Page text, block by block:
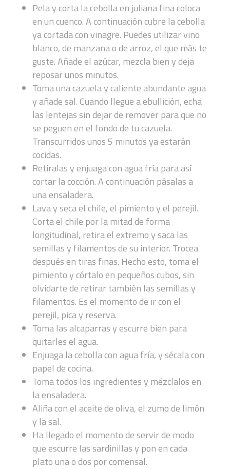
Pela y corta la cebolla en juliana fina coloca
en un cuenco. A continuación cubre la cebolla
ya cortada con vinagre. Puedes utilizar vino
blanco, de manzana o de arroz, el que más te
guste. Añade el azúcar, mezcla bien y deja
reposar unos minutos.
Toma una cazuela y caliente abundante agua
y añade sal. Cuando llegue a ebullición, echa
las lentejas sin dejar de remover para que no
se peguen en el fondo de tu cazuela.
Transcurridos unos 5 minutos ya estarán
cocidas.
Retiralas y enjuaga con agua fría para así
cortar la cocción. A continuación pásalas a
una ensaladera.
Lava y seca el chile, el pimiento y el perejil.
Corta el chile por la mitad de forma
longitudinal, retira el extremo y saca las
semillas y filamentos de su interior. Trocea
después en tiras finas. Hecho esto, toma el
pimiento y córtalo en pequeños cubos, sin
olvidarte de retirar también las semillas y
filamentos. Es el momento de ir con el
perejil, pica y reserva.
Toma las alcaparras y escurre bien para
quitarles el agua.
Enjuaga la cebolla con agua fría, y sécala con
papel de cocina.
Toma todos los ingredientes y mézclalos en
la ensaladera.
Aliña con el aceite de oliva, el zumo de limón
y la sal.
Ha llegado el momento de servir de modo
que escurre las sardinillas y pon en cada
plato una o dos por comensal.